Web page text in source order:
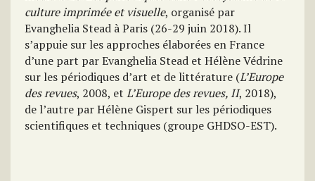
culture imprimée et visuelle, organisé par
Evanghelia Stead à Paris (26-29 juin 2018). Il
s’appuie sur les approches élaborées en France
d’une part par Evanghelia Stead et Hélène Védrine
sur les périodiques d’art et de littérature (L’Europe
des revues, 2008, et L’Europe des revues, II, 2018),
de l’autre par Hélène Gispert sur les périodiques
scientifiques et techniques (groupe GHDSO-EST).